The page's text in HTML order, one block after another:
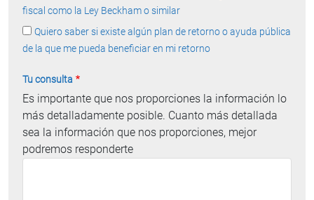
fiscal como la Ley Beckham o similar
Quiero saber si existe algún plan de retorno o ayuda pública
de la que me pueda beneficiar en mi retorno
Tu consulta
Es importante que nos proporciones la información lo
más detalladamente posible. Cuanto más detallada
sea la información que nos proporciones, mejor
podremos responderte